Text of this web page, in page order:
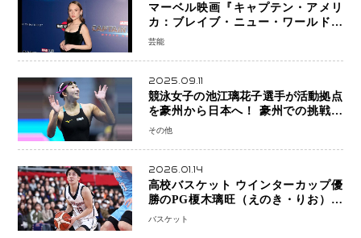
マーベル映画『キャプテン・アメリ
カ：ブレイブ・ニュー・ワールド』
新ブラック・ウィドウ役のシラ・ハー
芸能
2025.09.11
競泳女子の池江璃花子選手が活動拠点
を豪州から日本へ！ 豪州での挑戦を
糧に、28年ロサンゼルス五輪へ再始動
その他
2026.01.14
高校バスケット ウインターカップ優
勝のPG榎木璃旺（えのき・りお）が
プロの現場へ―。
バスケット